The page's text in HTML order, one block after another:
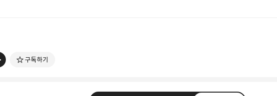
구독하기